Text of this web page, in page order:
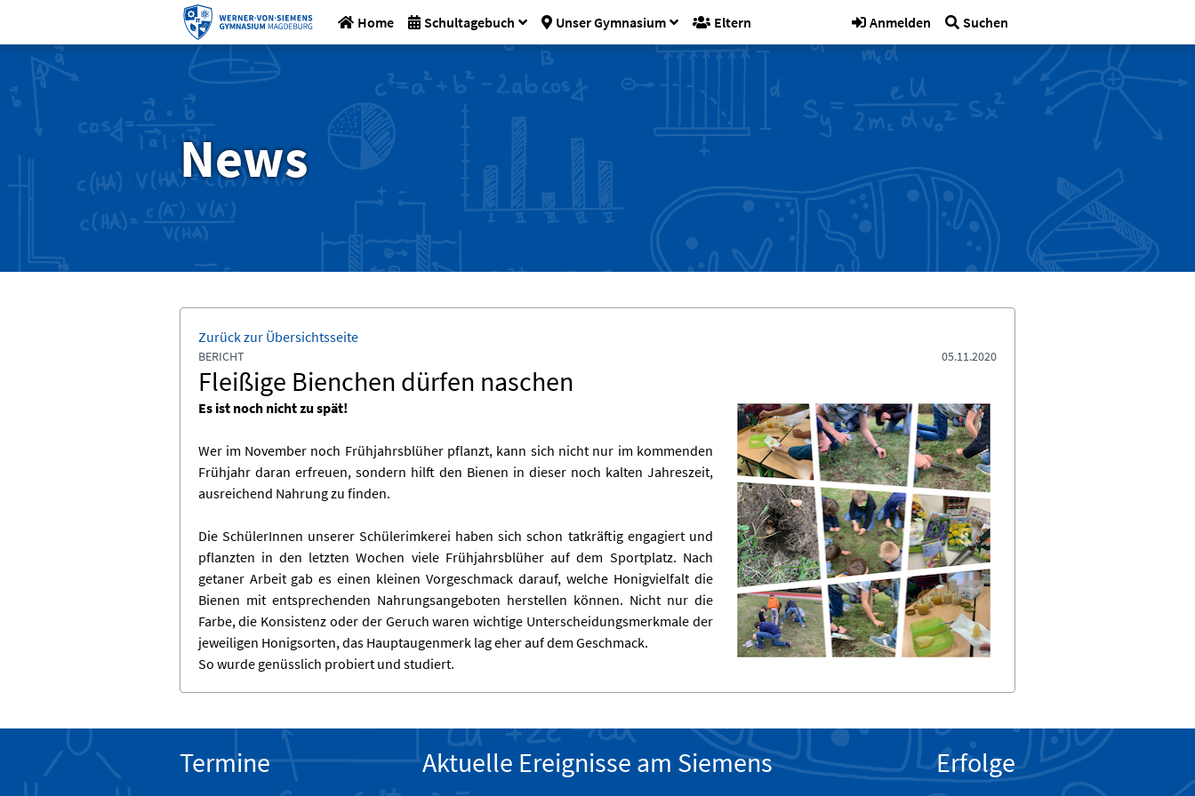
Home Schultagebuch Unser Gymnasium Eltern Anmelden Suchen
News
Zurück zur Übersichtsseite
BERICHT 05.11.2020
Fleißige Bienchen dürfen naschen
Es ist noch nicht zu spät!
Wer im November noch Frühjahrsblüher pflanzt, kann sich nicht nur im kommenden
Frühjahr daran erfreuen, sondern hilft den Bienen in dieser noch kalten Jahreszeit,
ausreichend Nahrung zu finden.
Die SchülerInnen unserer Schülerimkerei haben sich schon tatkräftig engagiert und
pflanzten in den letzten Wochen viele Frühjahrsblüher auf dem Sportplatz. Nach
getaner Arbeit gab es einen kleinen Vorgeschmack darauf, welche Honigvielfalt die
Bienen mit entsprechenden Nahrungsangeboten herstellen können. Nicht nur die
Farbe, die Konsistenz oder der Geruch waren wichtige Unterscheidungsmerkmale der
jeweiligen Honigsorten, das Hauptaugenmerk lag eher auf dem Geschmack.
So wurde genüsslich probiert und studiert.
Termine Aktuelle Ereignisse am Siemens Erfolge